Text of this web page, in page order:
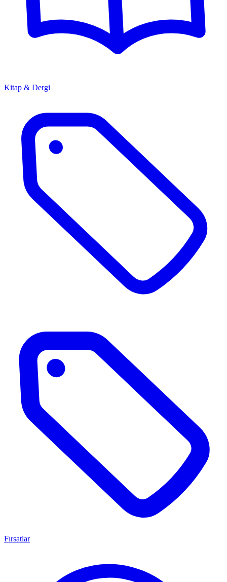
Kitap & Dergi
Fırsatlar